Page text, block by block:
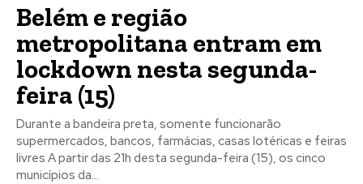
​Belém e região
metropolitana entram em
lockdown nesta segunda-
feira (15)
Durante a bandeira preta, somente funcionarão
supermercados, bancos, farmácias, casas lotéricas e feiras
livres A partir das 21h desta segunda-feira (15), os cinco
municípios da...